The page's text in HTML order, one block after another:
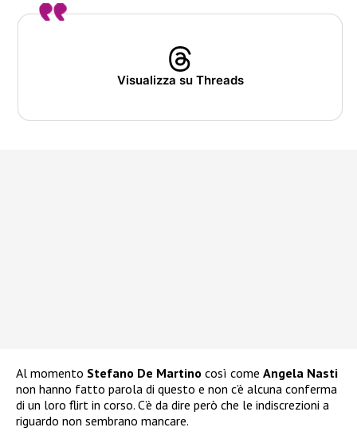
Visualizza su Threads
Al momento Stefano De Martino così come Angela Nasti
non hanno fatto parola di questo e non c’è alcuna conferma
di un loro flirt in corso. C’è da dire però che le indiscrezioni a
riguardo non sembrano mancare.